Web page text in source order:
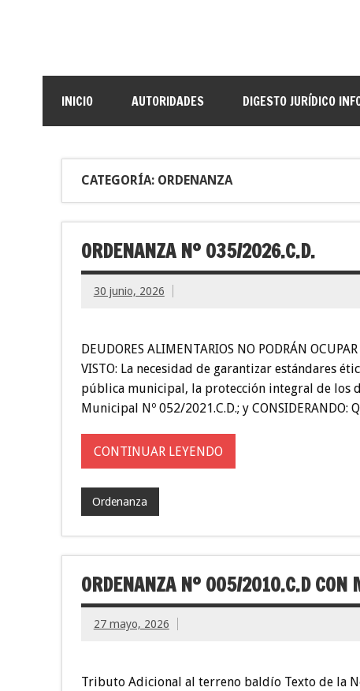
INICIO AUTORIDADES DIGESTO JURÍDICO
CATEGORÍA: ORDENANZA
ORDENANZA Nº 035/2026.C.D.
30 junio, 2026
DEUDORES ALIMENTARIOS NO PODRÁN
VISTO: La necesidad de garantizar estándares
pública municipal, la protección integral de los
Municipal Nº 052/2021.C.D.; y
CONTINUAR LEYENDO
Ordenanza
ORDENANZA Nº 005/2010.C.D CON
27 mayo, 2026
Tributo Adicional al terreno baldío Texto de la